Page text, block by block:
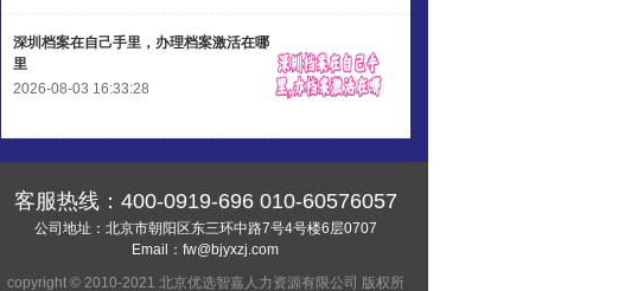
深圳档案在自己手里，办理档案激活在哪
里
2026-08-03 16:33:28
客服热线： 400-0919-696 010-60576057
公司地址：北京市朝阳区东三环中路7号4号楼6层0707
Email： fw@bjyxzj.com
copyright © 2010-2021 北京优选智嘉人力资源有限公司 版权所